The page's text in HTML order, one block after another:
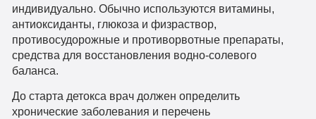
индивидуально. Обычно используются витамины,
антиоксиданты, глюкоза и физраствор,
противосудорожные и противорвотные препараты,
средства для восстановления водно-солевого
баланса.
До старта детокса врач должен определить
хронические заболевания и перечень